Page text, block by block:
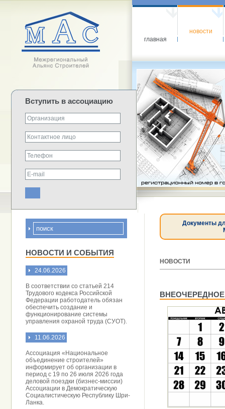
главная
новости
Вступить в ассоциацию
НОВОСТИ И СОБЫТИЯ
24.06.2026
В соответствии со статьей 214
Трудового кодекса Российской
Федерации работодатель обязан
обеспечить создание и
функционирование системы
управления охраной труда (СУОТ).
11.06.2026
Ассоциация «Национальное
объединение строителей»
информирует об организации в
период с 19 по 26 июля 2026 года
деловой поездки (бизнес-миссии)
Ассоциации в Демократическую
Социалистическую Республику Шри-
Ланка.
Документы
НОВОСТИ